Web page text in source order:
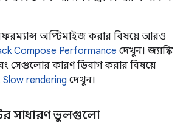
অপ্টিমাইজ করার বিষয়ে আরও
Compose Performance দেখুন। জ্যাঙ্কি
সেগুলোর কারণ ডিবাগ করার বিষয়ে
Slow rendering দেখুন।
সাধারণ ভুলগুলো